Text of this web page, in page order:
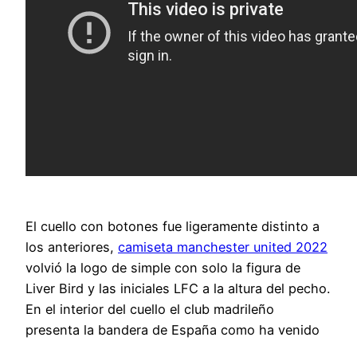
El cuello con botones fue ligeramente distinto a
los anteriores, camiseta manchester united 2022
volvió la logo de simple con solo la figura de
Liver Bird y las iniciales LFC a la altura del pecho.
En el interior del cuello el club madrileño
presenta la bandera de España como ha venido